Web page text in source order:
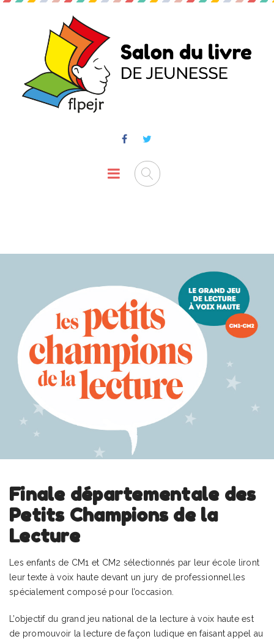
Finale départementale des
Petits Champions de la
Lecture
Les enfants de CM1 et CM2 sélectionnés par leur école liront
leur texte à voix haute devant un jury de professionnel.les
spécialement composé pour l’occasion.
L’objectif du grand jeu national de la lecture à voix haute est
de promouvoir la lecture de façon ludique en faisant appel au